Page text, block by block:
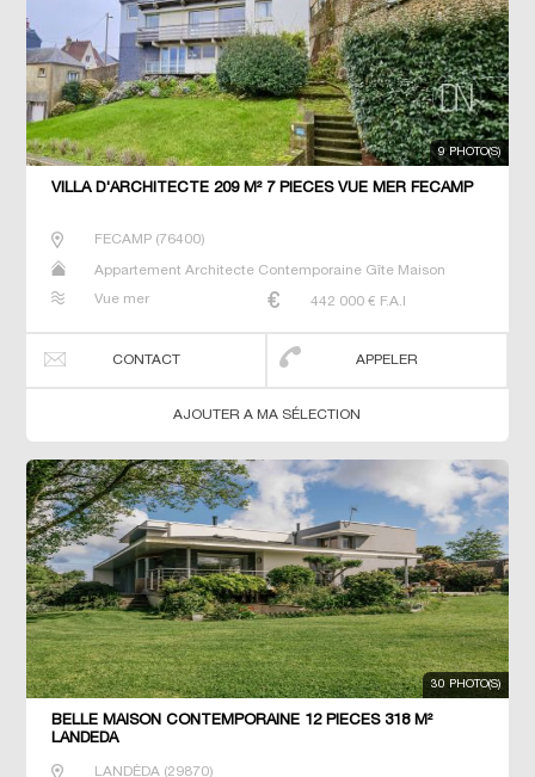
9 PHOTO(S)
VILLA D'ARCHITECTE 209 M² 7 PIECES VUE MER FECAMP
FECAMP(76400)
Appartement Architecte Contemporaine Gîte Maison
Vue mer
442 000 € F.A.I
CONTACT APPELER
AJOUTER A MA SÉLECTION
30 PHOTO(S)
BELLE MAISON CONTEMPORAINE 12 PIECES 318 M²
LANDEDA
LANDÉDA(29870)